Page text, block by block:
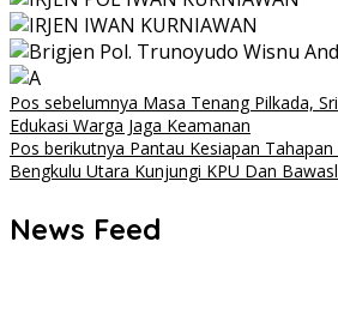
Navigasi
pos
Pos sebelumnya Masa Tenang Pilkada,
Edukasi Warga Jaga Keamanan
Pos berikutnya Pantau Kesiapan
Bengkulu Utara Kunjungi KPU Dan
News Feed